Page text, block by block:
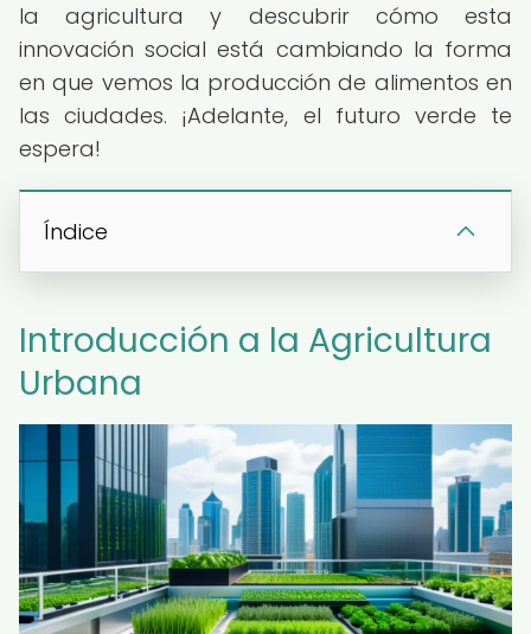
la agricultura y descubrir cómo esta
innovación social está cambiando la forma
en que vemos la producción de alimentos en
las ciudades. ¡Adelante, el futuro verde te
espera!
Índice
Introducción a la Agricultura
Urbana